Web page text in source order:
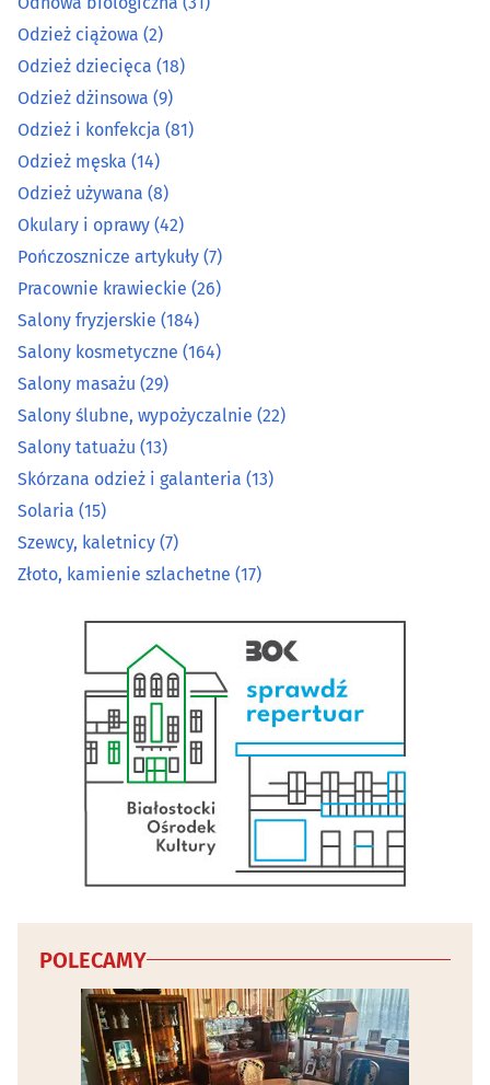
Pończosznicze artykuły
Pracownie krawieckie
Salony fryzjerskie(184)
Salony kosmetyczne
Salony masażu (29)
Salony tatuażu(13)
Skórzana odzież i galanteria(13)
Solaria(15)
Złoto, kamienie szlachetne (17)
Odzież ciążowa (2)
Odzież dziecięca (18)
Odzież dżinsowa (9)
Odzież i konfekcja (81)
Odzież męska (14)
Odzież używana (8)
Okulary i oprawy (42)
Pończosznicze artykuły (7)
Pracownie krawieckie (26)
Salony fryzjerskie (184)
Salony kosmetyczne (164)
Salony masażu (29)
Salony ślubne, wypożyczalnie (22)
Salony tatuażu (13)
Skórzana odzież i galanteria (13)
Solaria (15)
Szewcy, kaletnicy (7)
Złoto, kamienie szlachetne (17)
POLECAMY